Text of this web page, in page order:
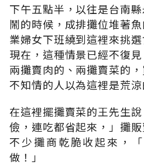
下午五點半，以往是台南
鬧的時候，成排攤位堆著
業婦女下班繞到這裡來挑
現在，這種情景已經不復
兩攤賣肉的、兩攤賣菜的
不知情的人以為這裡是荒涼
在這裡擺攤賣菜的王先生
儉，連吃都省起來，」攤
不少攤商乾脆收起來，
做！」